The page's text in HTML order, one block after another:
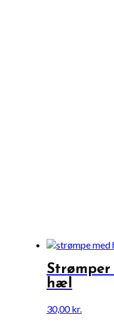
hæl
30,00kr.